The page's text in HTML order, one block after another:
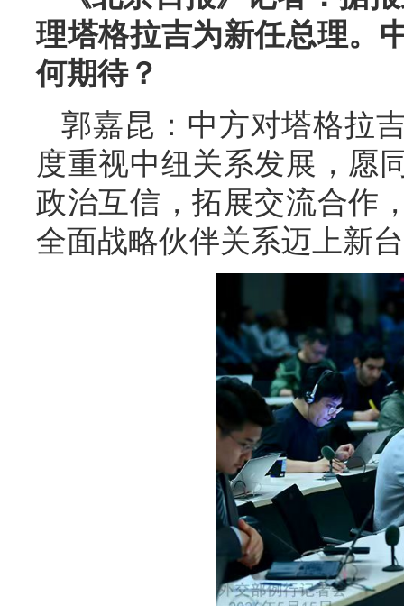
理塔格拉吉为新任总理。
何期待？
郭嘉昆：中方对塔格拉
度重视中纽关系发展，愿
政治互信，拓展交流合作
全面战略伙伴关系迈上新